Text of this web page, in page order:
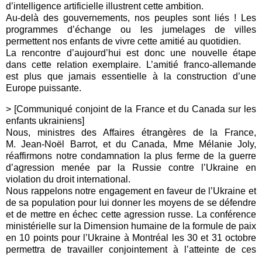
d’intelligence artificielle illustrent cette ambition.
Au-delà des gouvernements, nos peuples sont liés ! Les
programmes d’échange ou les jumelages de villes
permettent nos enfants de vivre cette amitié au quotidien.
La rencontre d’aujourd’hui est donc une nouvelle étape
dans cette relation exemplaire. L’amitié franco-allemande
est plus que jamais essentielle à la construction d’une
Europe puissante.
> [Communiqué conjoint de la France et du Canada sur les
enfants ukrainiens]
Nous, ministres des Affaires étrangères de la France,
M. Jean-Noël Barrot, et du Canada, Mme Mélanie Joly,
réaffirmons notre condamnation la plus ferme de la guerre
d’agression menée par la Russie contre l’Ukraine en
violation du droit international.
Nous rappelons notre engagement en faveur de l’Ukraine et
de sa population pour lui donner les moyens de se défendre
et de mettre en échec cette agression russe. La conférence
ministérielle sur la Dimension humaine de la formule de paix
en 10 points pour l’Ukraine à Montréal les 30 et 31 octobre
permettra de travailler conjointement à l’atteinte de ces